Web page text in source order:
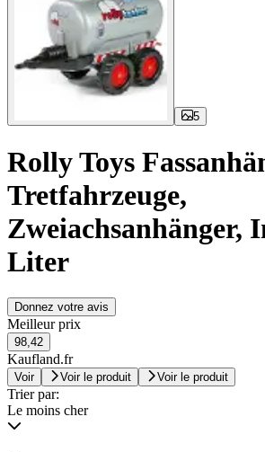
5
Rolly Toys
Tretfahrzeuge,
Zweiachsanhänger,
Liter
Donnez votre avis
Meilleur prix
98,42
Kaufland.fr
Voir Voir le produit Voir le produit
Trier par:
Le moins cher